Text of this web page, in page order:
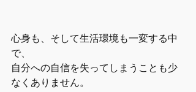
心身も、そして生活環境も一変する中
で、
自分への自信を失ってしまうことも少
なくありません。